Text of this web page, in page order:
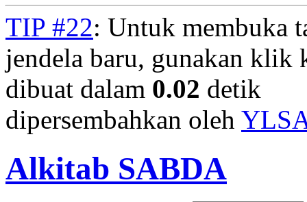
TIP #22: Untuk membuka
jendela baru, gunakan klik
dibuat dalam 0.02 detik
dipersembahkan oleh
Alkitab SABDA